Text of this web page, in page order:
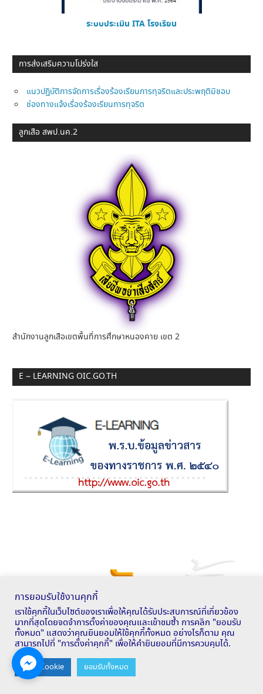
ระบบประเมิน ITA โรงเรียน
การส่งเสริมความโปร่งใส
แนวปฏิบัติการจัดการเรื่องร้องเรียนการทุจริตและประพฤติมิชอบ
ช่องทางแจ้งเรื่องร้องเรียนการทุจริต
ลูกเสือ สพป.นค.2
สำนักงานลูกเสือเขตพื้นที่การศึกษาหนองคาย เขต 2
E – LEARNING OIC.GO.TH
การยอมรับใช้งานคุกกี้
เราใช้คุกกี้ในเว็บไซต์ของเราเพื่อให้คุณได้รับประสบการณ์ที่เกี่ยวข้อง
มากที่สุดโดยจดจำการตั้งค่าของคุณและเข้าชมซ้ำ การคลิก "ยอมรับ
ทั้งหมด" แสดงว่าคุณยินยอมให้ใช้คุกกี้ทั้งหมด อย่างไรก็ตาม คุณ
สามารถไปที่ "การตั้งค่าคุกกี้" เพื่อให้คำยินยอมที่มีการควบคุมได้.
ตั้งค่า Cookie ยอมรับทั้งหมด